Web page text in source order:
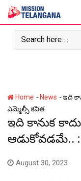
Skip
content
Home - News -ఇది
ఎమ్మెల్సీ కవిత
ఇది కానుక
ఆడుకోవడమే.. :
August 30, 2023